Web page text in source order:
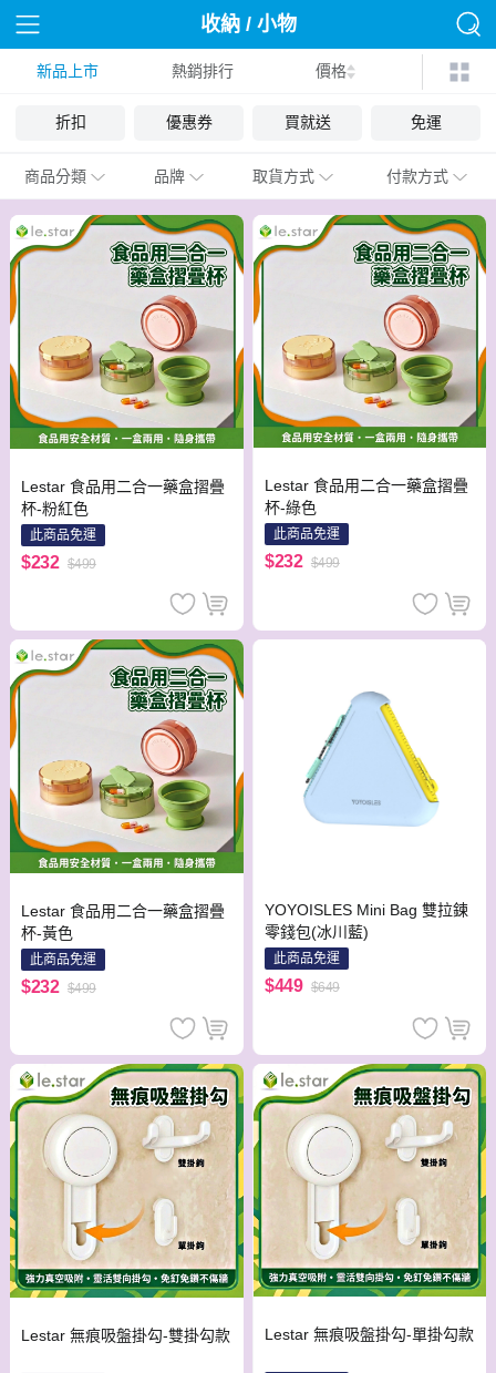
收納 / 小物
新品上市 熱銷排行 價格
折扣 優惠券 買就送 免運
商品分類 品牌 取貨方式 付款方式
Lestar 食品用二合一藥盒摺疊
杯-粉紅色
此商品免運
$232 $499
Lestar 食品用二合一藥盒摺疊
杯-綠色
此商品免運
$232 $499
Lestar 食品用二合一藥盒摺疊
杯-黃色
此商品免運
$232 $499
YOYOISLES Mini Bag 雙拉鍊
零錢包(冰川藍)
此商品免運
$449 $649
Lestar 無痕吸盤掛勾-雙掛勾款 Lestar 無痕吸盤掛勾-單掛勾款